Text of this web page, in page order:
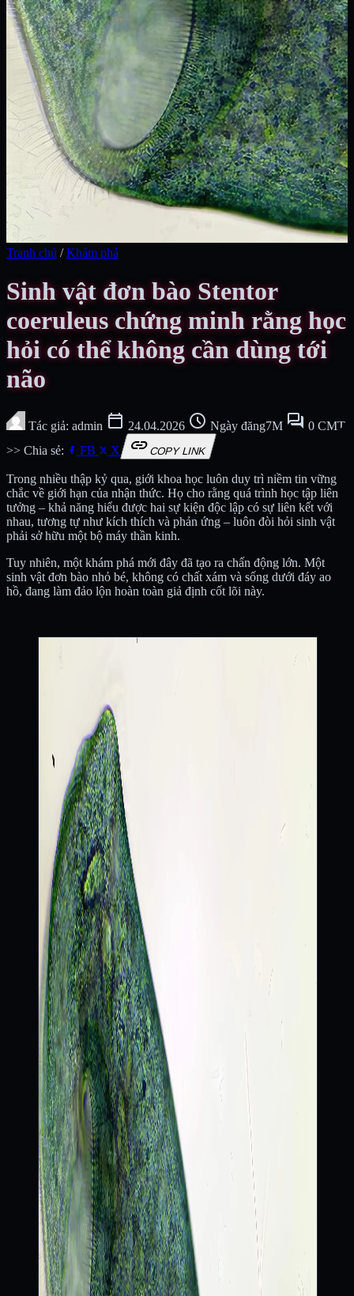
Tranh chủ / Khám phá
Sinh vật đơn bào Stentor
coeruleus chứng minh rằng học
hỏi có thể không cần dùng tới
não
Tác giả: admin calendar_today 24.04.2026 schedule Ngày đăng7M forum 0 CMT
>> Chia sẻ:
FB X linkCOPY LINK
Trong nhiều thập kỷ qua, giới khoa học luôn duy trì niềm tin vững
chắc về giới hạn của nhận thức. Họ cho rằng quá trình học tập liên
tưởng – khả năng hiểu được hai sự kiện độc lập có sự liên kết với
nhau, tương tự như kích thích và phản ứng – luôn đòi hỏi sinh vật
phải sở hữu một bộ máy thần kinh.
Tuy nhiên, một khám phá mới đây đã tạo ra chấn động lớn. Một
sinh vật đơn bào nhỏ bé, không có chất xám và sống dưới đáy ao
hồ, đang làm đảo lộn hoàn toàn giả định cốt lõi này.